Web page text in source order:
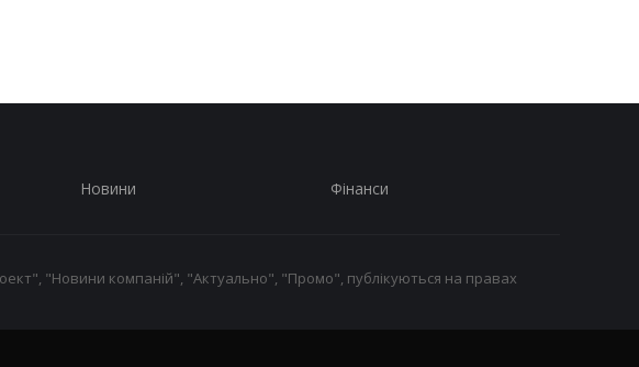
Новини Фінанси
"Новини компаній", "Актуально", "Промо", публікуються на правах